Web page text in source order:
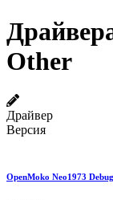
Other
Драйвер
Версия
OpenMoko Neo1973